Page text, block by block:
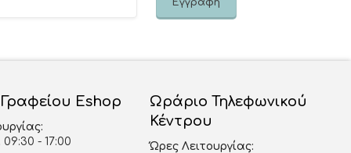
Eshop
- 17:00
Ωράριο Τηλεφωνικού
Κέντρου
Ώρες Λειτουργίας: